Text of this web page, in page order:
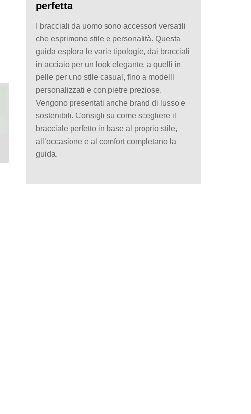
perfetta
I bracciali da uomo sono accessori versatili
che esprimono stile e personalità. Questa
guida esplora le varie tipologie, dai bracciali
in acciaio per un look elegante, a quelli in
pelle per uno stile casual, fino a modelli
personalizzati e con pietre preziose.
Vengono presentati anche brand di lusso e
sostenibili. Consigli su come scegliere il
bracciale perfetto in base al proprio stile,
all’occasione e al comfort completano la
guida.